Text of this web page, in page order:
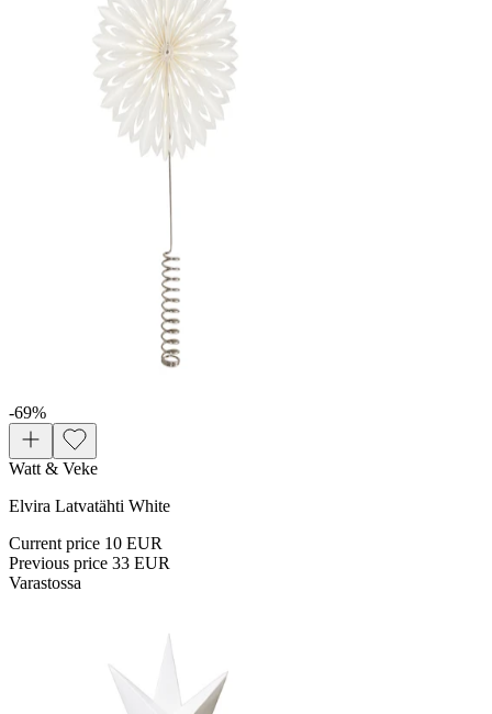
-69%
Watt & Veke
Elvira Latvatähti White
Current price 10 EUR
Previous price 33 EUR
Varastossa